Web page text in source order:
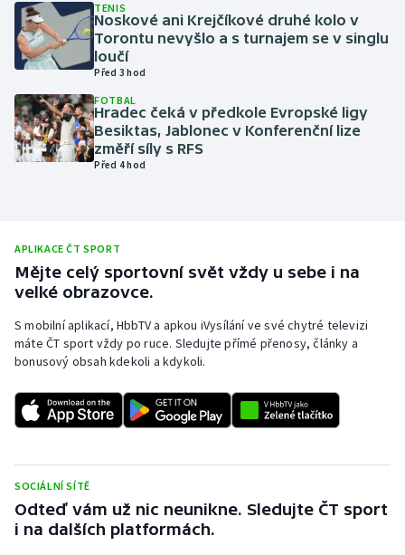
Moderní pětiboj
Motorsport
Olympijské hry
Parasport
Ragby
Rychlobruslení
Rychlostní kanoistika
Short track
Stolní tenis
Triatlon
TENIS
Noskové ani Krejčíkové druhé kolo v
Torontu nevyšlo a s turnajem se v singlu
loučí
Před 3 hod
FOTBAL
Hradec čeká v předkole Evropské ligy
Besiktas, Jablonec v Konferenční lize
změří síly s RFS
Před 4 hod
APLIKACE ČT SPORT
Mějte celý sportovní svět vždy u sebe i na
velké obrazovce.
S mobilní aplikací, HbbTV a apkou iVysílání ve své chytré televizi
máte ČT sport vždy po ruce. Sledujte přímé přenosy, články a
bonusový obsah kdekoli a kdykoli.
SOCIÁLNÍ SÍTĚ
Odteď vám už nic neunikne. Sledujte ČT sport
i na dalších platformách.